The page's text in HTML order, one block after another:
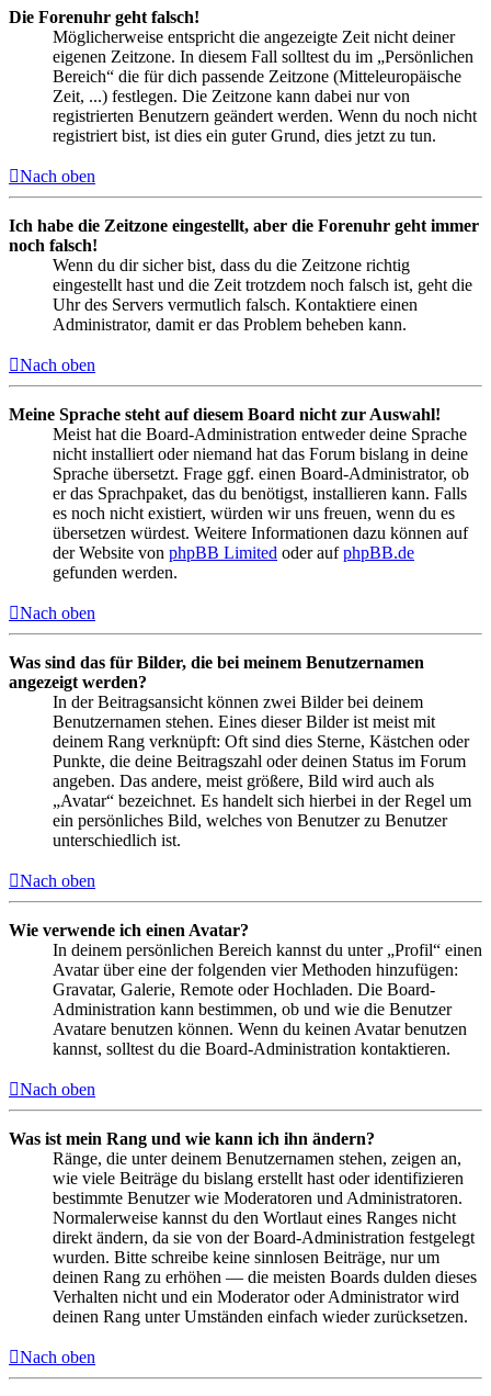
Die Forenuhr geht falsch!
Möglicherweise entspricht die angezeigte Zeit nicht deiner
eigenen Zeitzone. In diesem Fall solltest du im „Persönlichen
Bereich“ die für dich passende Zeitzone (Mitteleuropäische
Zeit, ...) festlegen. Die Zeitzone kann dabei nur von
registrierten Benutzern geändert werden. Wenn du noch nicht
registriert bist, ist dies ein guter Grund, dies jetzt zu tun.
Nach oben
Ich habe die Zeitzone eingestellt, aber die Forenuhr geht immer
noch falsch!
Wenn du dir sicher bist, dass du die Zeitzone richtig
eingestellt hast und die Zeit trotzdem noch falsch ist, geht die
Uhr des Servers vermutlich falsch. Kontaktiere einen
Administrator, damit er das Problem beheben kann.
Nach oben
Meine Sprache steht auf diesem Board nicht zur Auswahl!
Meist hat die Board-Administration entweder deine Sprache
nicht installiert oder niemand hat das Forum bislang in deine
Sprache übersetzt. Frage ggf. einen Board-Administrator, ob
er das Sprachpaket, das du benötigst, installieren kann. Falls
es noch nicht existiert, würden wir uns freuen, wenn du es
übersetzen würdest. Weitere Informationen dazu können auf
der Website von phpBB Limited oder aufphpBB.de
gefunden werden.
Nach oben
Was sind das für Bilder, die bei meinem Benutzernamen
angezeigt werden?
In der Beitragsansicht können zwei Bilder bei deinem
Benutzernamen stehen. Eines dieser Bilder ist meist mit
deinem Rang verknüpft: Oft sind dies Sterne, Kästchen oder
Punkte, die deine Beitragszahl oder deinen Status im Forum
angeben. Das andere, meist größere, Bild wird auch als
„Avatar“ bezeichnet. Es handelt sich hierbei in der Regel um
ein persönliches Bild, welches von Benutzer zu Benutzer
unterschiedlich ist.
Nach oben
Wie verwende ich einen Avatar?
In deinem persönlichen Bereich kannst du unter „Profil“ einen
Avatar über eine der folgenden vier Methoden hinzufügen:
Gravatar, Galerie, Remote oder Hochladen. Die Board-
Administration kann bestimmen, ob und wie die Benutzer
Avatare benutzen können. Wenn du keinen Avatar benutzen
kannst, solltest du die Board-Administration kontaktieren.
Nach oben
Was ist mein Rang und wie kann ich ihn ändern?
Ränge, die unter deinem Benutzernamen stehen, zeigen an,
wie viele Beiträge du bislang erstellt hast oder identifizieren
bestimmte Benutzer wie Moderatoren und Administratoren.
Normalerweise kannst du den Wortlaut eines Ranges nicht
direkt ändern, da sie von der Board-Administration festgelegt
wurden. Bitte schreibe keine sinnlosen Beiträge, nur um
deinen Rang zu erhöhen — die meisten Boards dulden dieses
Verhalten nicht und ein Moderator oder Administrator wird
deinen Rang unter Umständen einfach wieder zurücksetzen.
Nach oben